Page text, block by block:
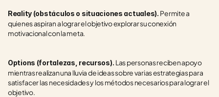
Reality (obstáculos o situaciones actuales). Permite a
quienes aspiran a lograr el objetivo explorar su conexión
motivacional con la meta.
Options (fortalezas, recursos). Las personas reciben apoyo
mientras realizan una lluvia de ideas sobre varias estrategias para
satisfacer las necesidades y los métodos necesarios para lograr el
objetivo.